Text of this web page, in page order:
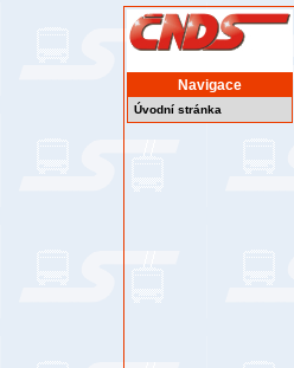
Navigace
Úvodní stránka